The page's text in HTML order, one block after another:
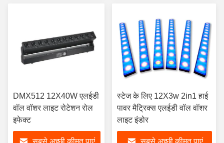
DMX512 12X40W एलईडी
वॉल वॉशर लाइट रोटेशन रोल
इफेक्ट
स्टेज के लिए 12X3w 2in1 हाई
पावर मैट्रिक्स एलईडी वॉल वॉशर
लाइट इंडोर